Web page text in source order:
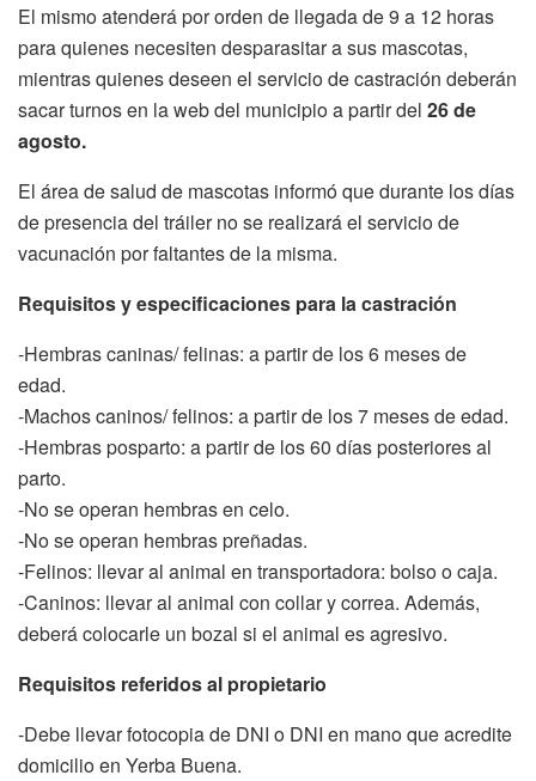
El mismo atenderá por orden de llegada de 9 a 12 horas
para quienes necesiten desparasitar a sus mascotas,
mientras quienes deseen el servicio de castración deberán
sacar turnos en la web del municipio a partir del 26 de
agosto.
El área de salud de mascotas informó que durante los días
de presencia del tráiler no se realizará el servicio de
vacunación por faltantes de la misma.
Requisitos y especificaciones para la castración
-Hembras caninas/ felinas: a partir de los 6 meses de
edad.
-Machos caninos/ felinos: a partir de los 7 meses de edad.
-Hembras posparto: a partir de los 60 días posteriores al
parto.
-No se operan hembras en celo.
-No se operan hembras preñadas.
-Felinos: llevar al animal en transportadora: bolso o caja.
-Caninos: llevar al animal con collar y correa. Además,
deberá colocarle un bozal si el animal es agresivo.
Requisitos referidos al propietario
-Debe llevar fotocopia de DNI o DNI en mano que acredite
domicilio en Yerba Buena.